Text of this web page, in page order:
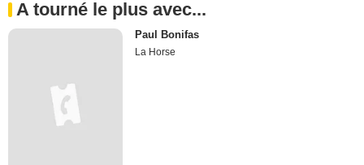
A tourné le plus avec...
Paul Bonifas
La Horse